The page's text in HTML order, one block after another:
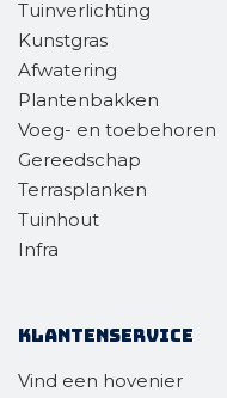
Tuinverlichting
Kunstgras
Afwatering
Plantenbakken
Voeg- en toebehoren
Gereedschap
Terrasplanken
Tuinhout
Infra
Klantenservice
Vind een hovenier